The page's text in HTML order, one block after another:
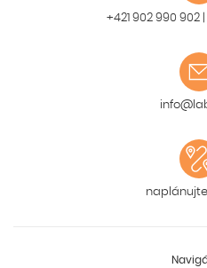
+421 902 990 902